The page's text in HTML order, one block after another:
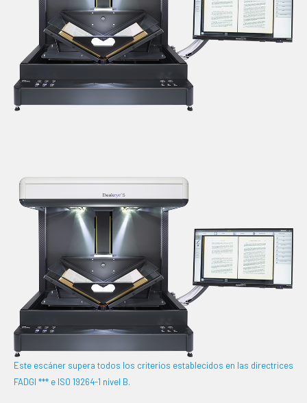
Este escáner supera todos los criterios establecidos en las directrices
FADGI *** e ISO 19264-1 nivel B.